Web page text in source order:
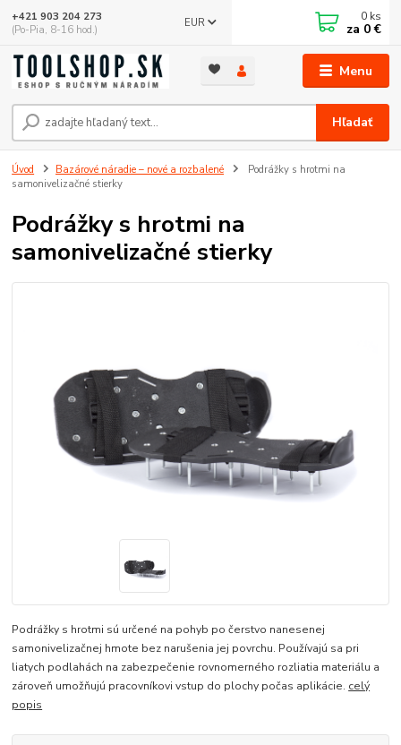
Menu
EUR
Hľadať
+421 903 204 273
(Po-Pia, 8-16 hod.)
0 ks
za 0 €
Úvod Bazárové náradie – nové a rozbalené
Podrážky s hrotmi na
samonivelizačné stierky
Podrážky s hrotmi na
samonivelizačné stierky
Podrážky s hrotmi sú určené na pohyb po čerstvo nanesenej
samonivelizačnej hmote bez narušenia jej povrchu. Používajú sa pri
liatych podlahách na zabezpečenie rovnomerného rozliatia materiálu a
zároveň umožňujú pracovníkovi vstup do plochy počas aplikácie. celý
popis